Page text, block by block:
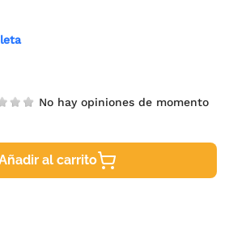
No hay opiniones de momento
al carrito